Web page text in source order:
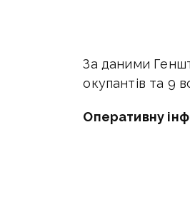
За даними
окупантів та 9
Оперативну